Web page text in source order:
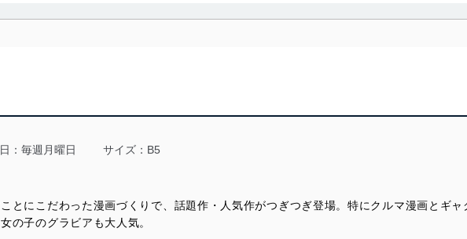
に際して、その利用目的を明確にし、本人の同意を得たうえで利用目的の達成に必要な範
す。
を確保するために、下記セキュリティ対策をはじめとする安全対策を実施し、個人情報の
正に努めます。
：毎週月曜日 サイズ：B5
とにこだわった漫画づくりで、話題作・人気作がつぎつぎ登場。特にクルマ漫画とギャ
の子のグラビアも大人気。